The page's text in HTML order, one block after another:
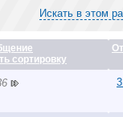
Искать в этом